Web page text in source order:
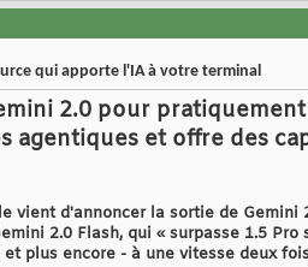
qui apporte l'IA à votre terminal
2.0 pour
et offre des
vient d'annoncer la sortie de Gemini
2.0 Flash, qui « surpasse 1.5
plus encore - à une vitesse deux